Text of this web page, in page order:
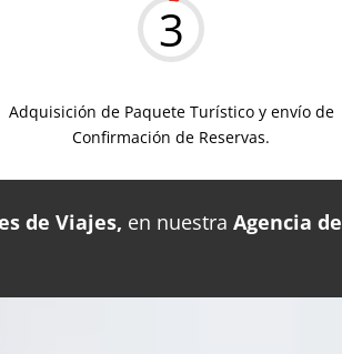
3
Adquisición de Paquete Turístico y envío de
Confirmación de Reservas.
de Viajes, en nuestra Agencia de